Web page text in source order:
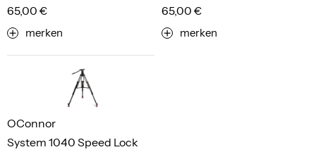
65,00 €
merken
65,00 €
merken
System 1040 Speed Lock
OConnor